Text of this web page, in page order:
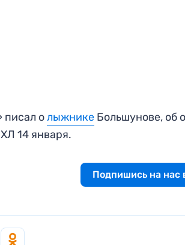
олыжникеБольшунове, об
14 января.
Подпишись на нас